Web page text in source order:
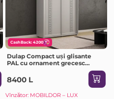
CashBack: 4200
Dulap Compact uși glisante
PAL cu ornament grecesc
8400 L
Vînzător: MOBILDOR – LUX